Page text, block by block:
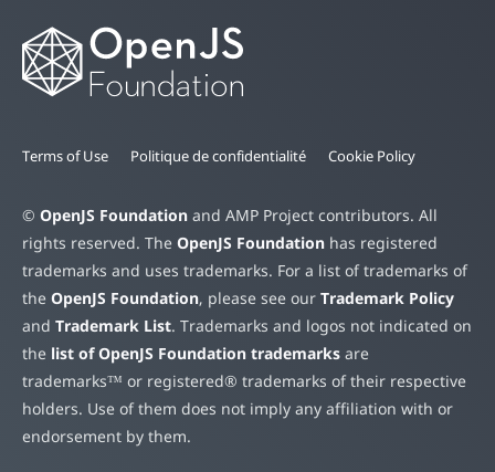
Terms of Use Politique de confidentialité Cookie Policy
© OpenJS Foundation and AMP Project contributors. All
rights reserved. The OpenJS Foundation has registered
trademarks and uses trademarks. For a list of trademarks of
the OpenJS Foundation, please see our Trademark Policy
and Trademark List. Trademarks and logos not indicated on
the list of OpenJS Foundation trademarks are
trademarks™ or registered® trademarks of their respective
holders. Use of them does not imply any affiliation with or
endorsement by them.